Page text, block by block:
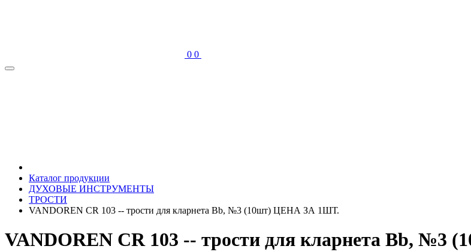
0 0
Каталог продукции
ДУХОВЫЕ ИНСТРУМЕНТЫ
ТРОСТИ
VANDOREN CR 103 -- трости для кларнета Bb, №3 (10шт) ЦЕНА ЗА 1ШТ.
VANDOREN CR 103 -- трости для кларнета Bb,